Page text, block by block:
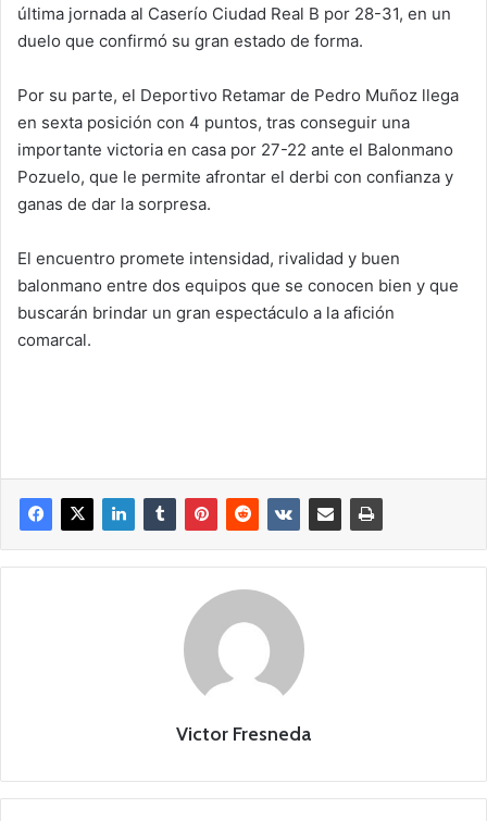
última jornada al Caserío Ciudad Real B por 28-31, en un
duelo que confirmó su gran estado de forma.
Por su parte, el Deportivo Retamar de Pedro Muñoz llega
en sexta posición con 4 puntos, tras conseguir una
importante victoria en casa por 27-22 ante el Balonmano
Pozuelo, que le permite afrontar el derbi con confianza y
ganas de dar la sorpresa.
El encuentro promete intensidad, rivalidad y buen
balonmano entre dos equipos que se conocen bien y que
buscarán brindar un gran espectáculo a la afición
comarcal.
Victor Fresneda